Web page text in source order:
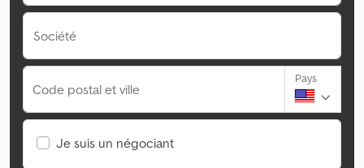
Société
Code postal et ville
Pays
Je suis un négociant